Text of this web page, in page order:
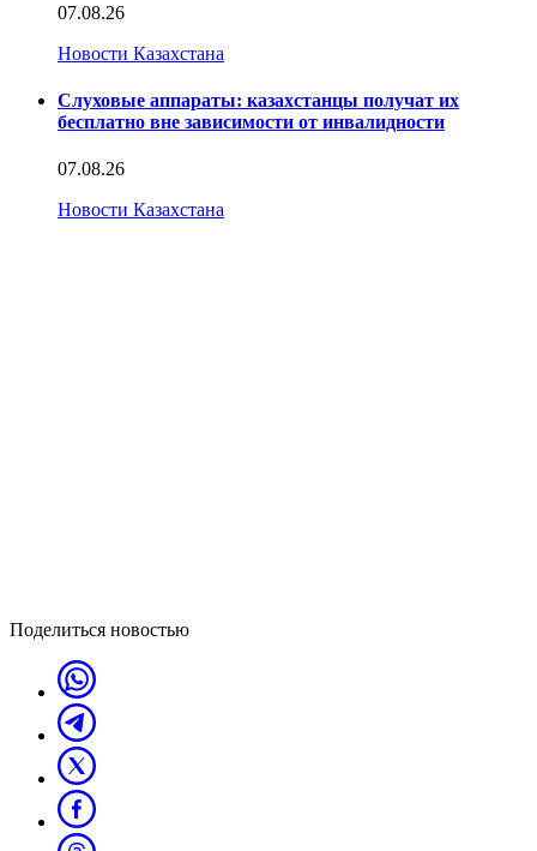
07.08.26
Новости Казахстана
Слуховые аппараты: казахстанцы получат их
бесплатно вне зависимости от инвалидности
07.08.26
Новости Казахстана
Поделиться новостью